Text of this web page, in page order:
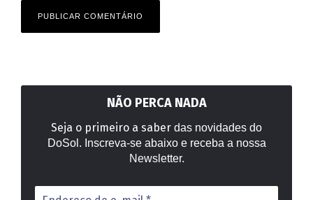
NÃO PERCA NADA
Seja o primeiro a saber das novidades do
DoSol. Inscreva-se abaixo e receba a nossa
Newsletter.
Endereço